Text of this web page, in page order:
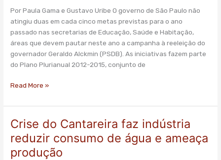
Por Paula Gama e Gustavo Uribe O governo de São Paulo não
atingiu duas em cada cinco metas previstas para o ano
passado nas secretarias de Educação, Saúde e Habitação,
áreas que devem pautar neste ano a campanha à reeleição do
governador Geraldo Alckmin (PSDB). As iniciativas fazem parte
do Plano Plurianual 2012-2015, conjunto de
em
5
de
Read More »
Crise do Cantareira faz indústria
reduzir consumo de água e ameaça
produção
Crise
Cantareira
faz